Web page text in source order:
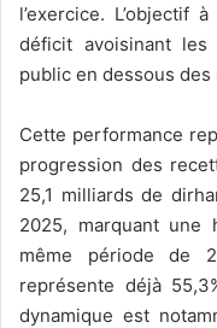
l’exercice. L’objectif
déficit avoisinant les
public en dessous des
Cette performance
progression des
25,1 milliards de
2025, marquant une
même période de
représente déjà
dynamique est